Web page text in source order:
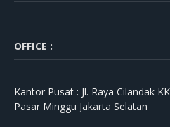
OFFICE :
Kantor Pusat : Jl. Raya Cilandak
Pasar Minggu Jakarta Selatan